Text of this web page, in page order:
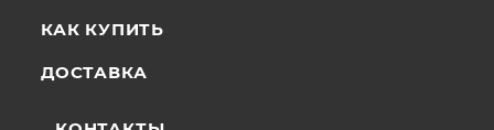
КАК КУПИТЬ
ДОСТАВКА